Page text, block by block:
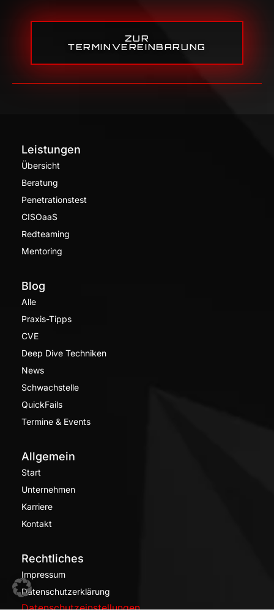
ZUR
TERMINVEREINBARUNG
Leistungen
Übersicht
Beratung
Penetrationstest
CISOaaS
Redteaming
Mentoring
Blog
Alle
Praxis-Tipps
CVE
Deep Dive Techniken
News
Schwachstelle
QuickFails
Termine & Events
Allgemein
Start
Unternehmen
Karriere
Kontakt
Rechtliches
Impressum
Datenschutzerklärung
Datenschutzeinstellungen